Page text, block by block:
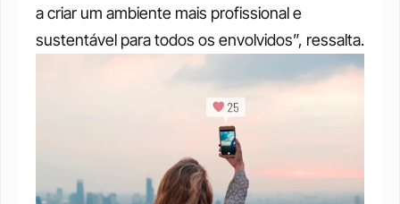
a criar um ambiente mais profissional e
sustentável para todos os envolvidos”, ressalta.